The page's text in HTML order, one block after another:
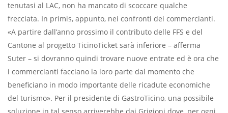
tenutasi al LAC, non ha mancato di scoccare qualche
frecciata. In primis, appunto, nei confronti dei commercianti.
«A partire dall’anno prossimo il contributo delle FFS e del
Cantone al progetto TicinoTicket sarà inferiore – afferma
Suter – si dovranno quindi trovare nuove entrate ed è ora che
i commercianti facciano la loro parte dal momento che
beneficiano in modo importante delle ricadute economiche
del turismo». Per il presidente di GastroTicino, una possibile